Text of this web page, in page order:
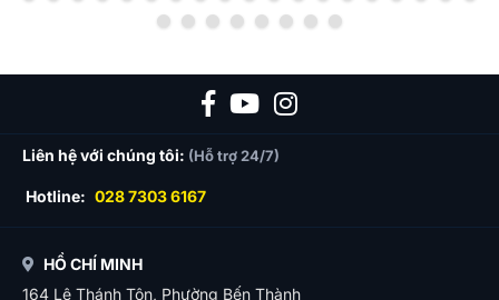
Liên hệ với chúng tôi: (Hỗ trợ 24/7)
Hotline: 028 7303 6167
HỒ CHÍ MINH
164 Lê Thánh Tôn, Phường Bến Thành